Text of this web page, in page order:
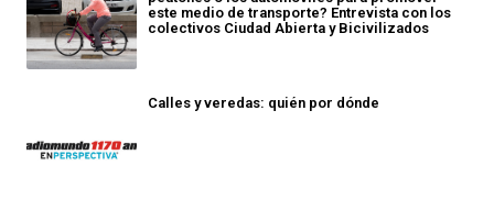
este medio de transporte? Entrevista con los
colectivos Ciudad Abierta y Bicivilizados
Calles y veredas: quién por dónde